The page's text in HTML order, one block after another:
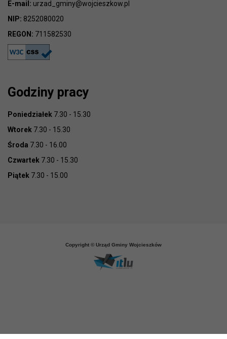
E-mail: urzad_gminy@wojcieszkow.pl
NIP: 8252080020
REGON: 711582530
Godziny pracy
Poniedziałek 7.30 - 15.30
Wtorek 7.30 - 15.30
Środa 7.30 - 16.00
Czwartek 7.30 - 15.30
Piątek 7.30 - 15.00
Copyright © Urząd Gminy Wojcieszków